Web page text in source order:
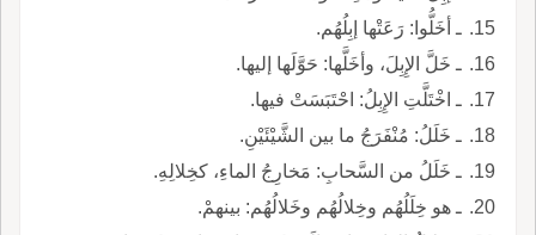
ـ أخَلُّوا: رَعَتْها إبِلُهُم.
ـ خَلَّ الإِبِلَ، وأخَلَّها: حَوَّلَها إليها.
ـ اخْتَلَّتِ الإِبِلُ: احْتَبَسَتْ فيها.
ـ خَلَلُ: مُنْفَرَجُ ما بين الشَّيْئَيْنِ.
ـ خَلَلُ من السَّحابِ: مَخارِجُ الماءِ، كخِلالِهِ.
ـ هو خِلَلُهُم وخِلالُهُم وخَلالُهُم: بينهمْ.